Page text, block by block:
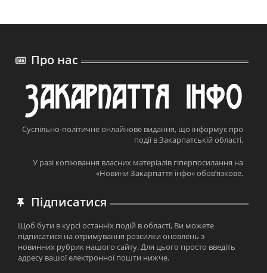
Про нас
Суспільно-політичне онлайнове видання, що інформує про
події в Закарпатській області.
У разі копіювання власних матеріалів гіперпосилання на
«Новини Закарпаття інфо» обов’язкове.
Підписатися
Щоб бути в курсі останніх подій в області, Ви можете
підписатися на отримування розсилки оновлень з
новинних рубрик нашого сайту. Для цього просто введіть
адресу вашої електронної пошти нижче.